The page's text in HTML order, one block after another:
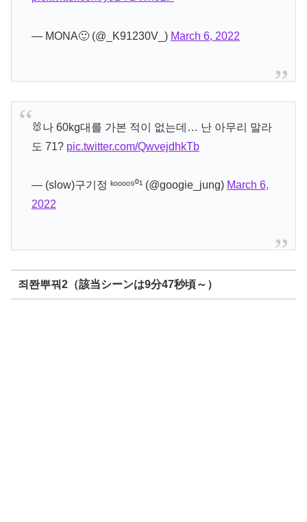
— MONA🙂 (@_K91230V_) March 6, 2022
🐰나 60kg대를 가본 적이 없는데… 난 아무리 말라
도 71? pic.twitter.com/QwvejdhkTb
— (slow)구기정 ᵏᵒᵒᵒᵒ⁹⁰¹ (@googie_jung) March 6,
2022
죄쫜뿌꿔2（該当シーンは9分47秒頃～）